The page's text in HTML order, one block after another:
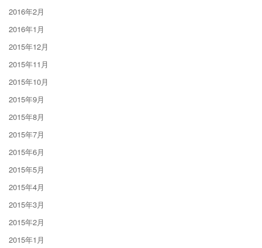
2016年2月
2016年1月
2015年12月
2015年11月
2015年10月
2015年9月
2015年8月
2015年7月
2015年6月
2015年5月
2015年4月
2015年3月
2015年2月
2015年1月